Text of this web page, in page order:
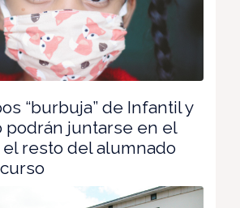
“burbuja” de Infantil y
podrán juntarse en el
resto del alumnado